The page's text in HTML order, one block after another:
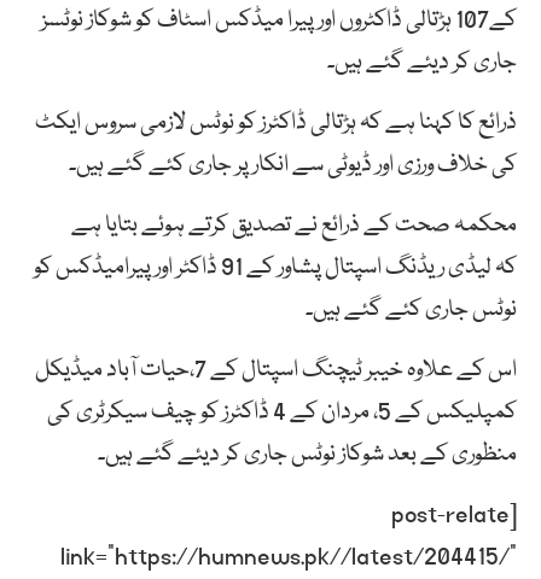
کے107 ہڑتالی ڈاکٹروں اور پیرا میڈکس اسٹاف کو شوکاز نوٹسز
جاری کر دیئے گئے ہیں۔
ذرائع کا کہنا ہے کہ ہڑتالی ڈاکٹرز کو نوٹس لازمی سروس ایکٹ
کی خلاف ورزی اور ڈیوٹی سے انکار پر جاری کئے گئے ہیں۔
محکمہ صحت کے ذرائع نے تصدیق کرتے ہوئے بتایا ہے
کہ لیڈی ریڈنگ اسپتال پشاور کے 91 ڈاکٹر اور پیرامیڈکس کو
نوٹس جاری کئے گئے ہیں۔
اس کے علاوہ خیبر ٹیچنگ اسپتال کے 7،حیات آباد میڈیکل
کمپلیکس کے 5، مردان کے 4 ڈاکٹرز کو چیف سیکرٹری کی
منظوری کے بعد شوکاز نوٹس جاری کر دیئے گئے ہیں۔
[post-relate
link=”https://humnews.pk//latest/204415/”